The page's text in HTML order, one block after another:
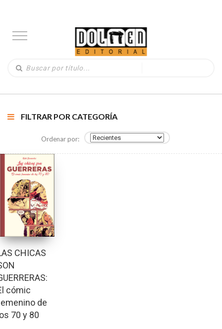
FILTRAR POR CATEGORÍA
Ordenar por:
CHICAS
cómic
de
70 y 80